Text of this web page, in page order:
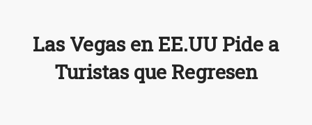
Las Vegas en EE.UU Pide a
Turistas que Regresen